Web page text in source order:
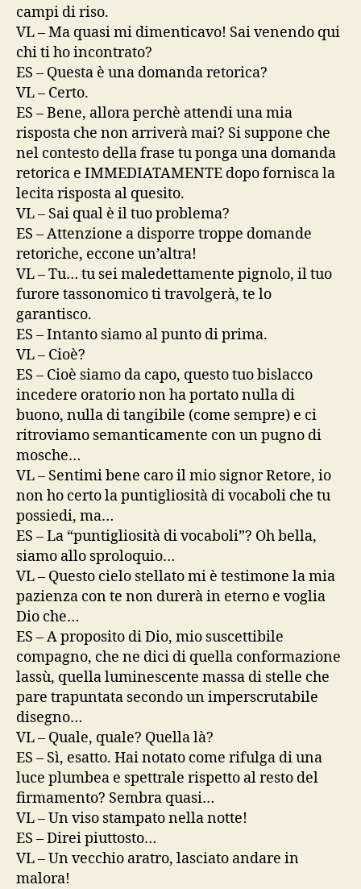
campi di riso.
VL – Ma quasi mi dimenticavo! Sai venendo qui
chi ti ho incontrato?
ES – Questa è una domanda retorica?
VL – Certo.
ES – Bene, allora perchè attendi una mia
risposta che non arriverà mai? Si suppone che
nel contesto della frase tu ponga una domanda
retorica e IMMEDIATAMENTE dopo fornisca la
lecita risposta al quesito.
VL – Sai qual è il tuo problema?
ES – Attenzione a disporre troppe domande
retoriche, eccone un’altra!
VL – Tu… tu sei maledettamente pignolo, il tuo
furore tassonomico ti travolgerà, te lo
garantisco.
ES – Intanto siamo al punto di prima.
VL – Cioè?
ES – Cioè siamo da capo, questo tuo bislacco
incedere oratorio non ha portato nulla di
buono, nulla di tangibile (come sempre) e ci
ritroviamo semanticamente con un pugno di
mosche…
VL – Sentimi bene caro il mio signor Retore, io
non ho certo la puntigliosità di vocaboli che tu
possiedi, ma…
ES – La “puntigliosità di vocaboli”? Oh bella,
siamo allo sproloquio…
VL – Questo cielo stellato mi è testimone la mia
pazienza con te non durerà in eterno e voglia
Dio che…
ES – A proposito di Dio, mio suscettibile
compagno, che ne dici di quella conformazione
lassù, quella luminescente massa di stelle che
pare trapuntata secondo un imperscrutabile
disegno…
VL – Quale, quale? Quella là?
ES – Sì, esatto. Hai notato come rifulga di una
luce plumbea e spettrale rispetto al resto del
firmamento? Sembra quasi…
VL – Un viso stampato nella notte!
ES – Direi piuttosto…
VL – Un vecchio aratro, lasciato andare in
malora!